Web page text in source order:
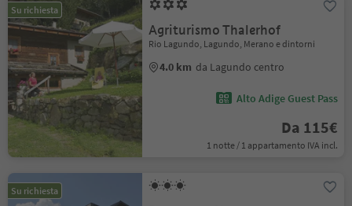
Su richiesta
Agriturismo Thalerhof
Rio Lagundo, Lagundo, Merano e dintorni
4.0 km da Lagundo centro
Alto Adige Guest Pass
Da 115€
1 notte / 1 appartamento IVA incl.
Su richiesta